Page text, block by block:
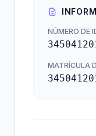
NÚMERO DE
MATRÍCULA